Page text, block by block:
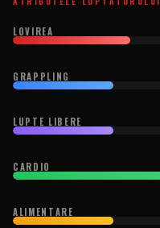
LOVIREA
GRAPPLING
LUPTE LIBERE
CARDIO
ALIMENTARE